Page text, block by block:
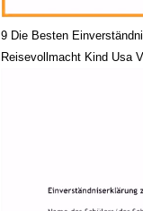
9 Die Besten
Reisevollmacht Kind Usa